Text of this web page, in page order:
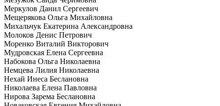
Меркулов Данил Сергеевич
Мещерякова Ольга Михайловна
Михальчук Екатерина Александровна
Молоков Денис Петрович
Моренко Виталий Викторович
Мудровская Елена Сергеевна
Набокова Ольга Николаевна
Немцева Лилия Николаевна
Нехай Инеса Беслановна
Николаева Елена Павловна
Нирова Зарема Беслановна